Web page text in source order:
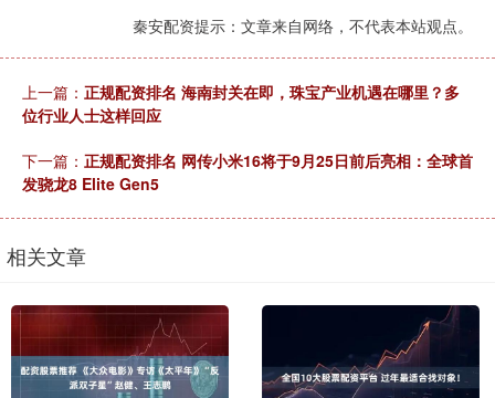
秦安配资提示：文章来自网络，不代表本站观点。
上一篇： 正规配资排名 海南封关在即，珠宝产业机遇在哪里？多
位行业人士这样回应
下一篇： 正规配资排名 网传小米16将于9月25日前后亮相：全球首
发骁龙8 Elite Gen5
相关文章